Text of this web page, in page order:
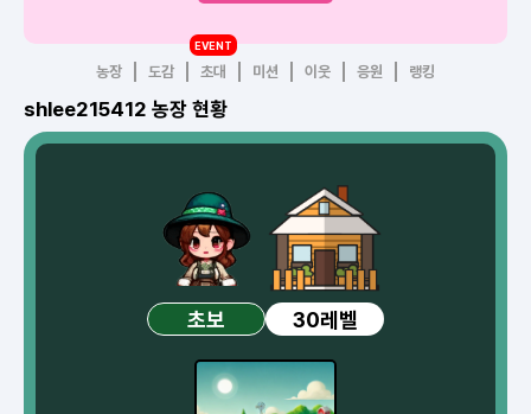
농장 도감 초대
EVENT
미션 이웃 응원 랭킹
shlee215412 농장 현황
초보 30레벨